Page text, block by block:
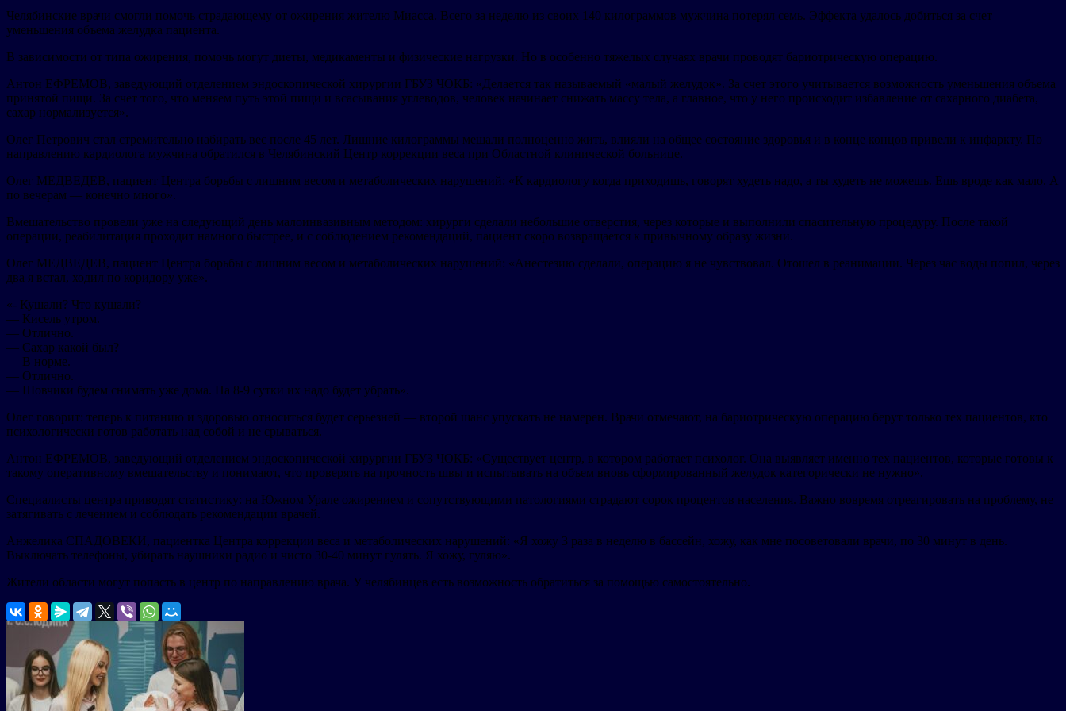
Челябинские врачи смогли помочь страдающему от ожирения жителю Миасса. Всего за неделю из своих 140 килограммов мужчина потерял семь. Эффекта удалось добиться за счет
уменьшения объема желудка пациента.
В зависимости от типа ожирения, помочь могут диеты, медикаменты и физические нагрузки. Но в особенно тяжелых случаях врачи проводят бариотрическую операцию.
Антон ЕФРЕМОВ, заведующий отделением эндоскопической хирургии ГБУЗ ЧОКБ: «Делается так называемый «малый желудок». За счет этого учитывается возможность уменьшения объема
принятой пищи. За счет того, что меняем путь этой пищи и всасывания углеводов, человек начинает снижать массу тела, а главное, что у него происходит избавление от сахарного диабета,
сахар нормализуется».
Олег Петрович стал стремительно набирать вес после 45 лет. Лишние килограммы мешали полноценно жить, влияли на общее состояние здоровья и в конце концов привели к инфаркту. По
направлению кардиолога мужчина обратился в Челябинский Центр коррекции веса при Областной клинической больнице.
Олег МЕДВЕДЕВ, пациент Центра борьбы с лишним весом и метаболических нарушений: «К кардиологу когда приходишь, говорят худеть надо, а ты худеть не можешь. Ешь вроде как мало. А
по вечерам — конечно много».
Вмешательство провели уже на следующий день малоинвазивным методом: хирурги сделали небольшие отверстия, через которые и выполнили спасительную процедуру. После такой
операции, реабилитация проходит намного быстрее, и с соблюдением рекомендаций, пациент скоро возвращается к привычному образу жизни.
Олег МЕДВЕДЕВ, пациент Центра борьбы с лишним весом и метаболических нарушений: «Анестезию сделали, операцию я не чувствовал. Отошел в реанимации. Через час воды попил, через
два я встал, ходил по коридору уже».
«- Кушали? Что кушали?
— Кисель утром.
— Отлично.
— Сахар какой был?
— В норме.
— Отлично.
— Шовчики будем снимать уже дома. На 8-9 сутки их надо будет убрать».
Олег говорит: теперь к питанию и здоровью относиться будет серьезней — второй шанс упускать не намерен. Врачи отмечают, на бариотрическую операцию берут только тех пациентов, кто
психологически готов работать над собой и не срываться.
Антон ЕФРЕМОВ, заведующий отделением эндоскопической хирургии ГБУЗ ЧОКБ: «Существует центр, в котором работает психолог. Она выявляет именно тех пациентов, которые готовы к
такому оперативному вмешательству и понимают, что проверять на прочность швы и испытывать на объем вновь сформированный желудок категорически не нужно».
Специалисты центра приводят статистику: на Южном Урале ожирением и сопутствующими патологиями страдают сорок процентов населения. Важно вовремя отреагировать на проблему, не
затягивать с лечением и соблюдать рекомендации врачей.
Анжелика СПАДОВЕКИ, пациентка Центра коррекции веса и метаболических нарушений: «Я хожу 3 раза в неделю в бассейн, хожу, как мне посоветовали врачи, по 30 минут в день.
Выключать телефоны, убирать наушники радио и чисто 30-40 минут гулять. Я хожу, гуляю».
Жители области могут попасть в центр по направлению врача. У челябинцев есть возможность обратиться за помощью самостоятельно.